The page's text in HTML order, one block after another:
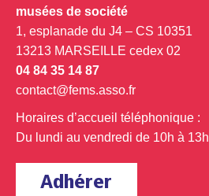
musées de société
1, esplanade du J4 – CS 10351
13213 MARSEILLE cedex 02
04 84 35 14 87
contact@fems.asso.fr
Horaires d’accueil téléphonique :
Du lundi au vendredi de 10h à 13h
Adhérer